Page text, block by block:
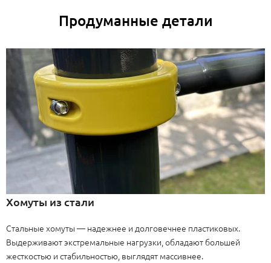
Продуманные детали
Хомуты из стали
Стальные хомуты — надежнее и долговечнее пластиковых.
Выдерживают экстремальные нагрузки, обладают большей
жесткостью и стабильностью, выглядят массивнее.